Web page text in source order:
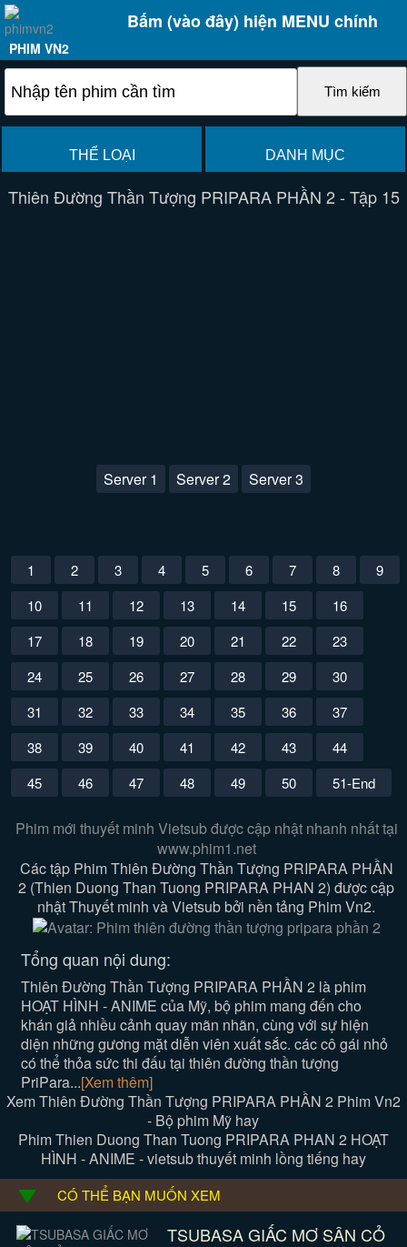
Bấm (vào đây) hiện MENU chính
PHIM VN2
THỂ LOẠI DANH MỤC
Thiên Đường Thần Tượng PRIPARA PHẦN 2 - Tập 15
Server 1 Server 2 Server 3
1 2 3 4 5 6 7 8
9
10
11 12 13 14 15
16
17
18 19 20 21 22
23
24
25 26 27 28 29
30
31
32 33 34 35 36
37
38
39 40 41 42 43
44
45
46 47 48 49 50 51-End
Phim mới thuyết minh Vietsub được cập nhật nhanh nhất tại
www.phim1.net
Các tập Phim Thiên Đường Thần Tượng PRIPARA PHẦN
2 (Thien Duong Than Tuong PRIPARA PHAN 2) được cập
nhật Thuyết minh và Vietsub bởi nền tảng Phim Vn2.
Tổng quan nội dung:
Thiên Đường Thần Tượng PRIPARA PHẦN 2 là phim
HOẠT HÌNH - ANIME của Mỹ, bộ phim mang đến cho
khán giả nhiều cảnh quay mãn nhãn, cùng với sự hiện
diện những gương mặt diễn viên xuất sắc. các cô gái nhỏ
có thể thỏa sức thi đấu tại thiên đường thần tượng
PriPara...[Xem thêm]
Xem Thiên Đường Thần Tượng PRIPARA PHẦN 2 Phim Vn2
- Bộ phim Mỹ hay
Phim Thien Duong Than Tuong PRIPARA PHAN 2 HOẠT
HÌNH - ANIME - vietsub thuyết minh lồng tiếng hay
CÓ THỂ BẠN MUỐN XEM
TSUBASA GIẤC MƠ SÂN CỎ